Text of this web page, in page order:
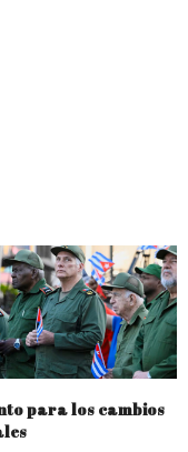
para los cambios